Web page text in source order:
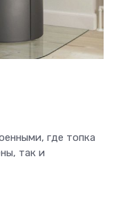
где топка
так и